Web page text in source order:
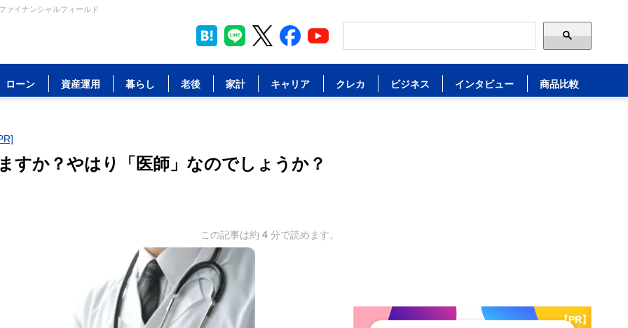
ァイナンシャルフィールド
ローン 資産運用 暮らし 老後 家計 キャリア クレカ ビジネス インタビュー 商品比較
すか？やはり「医師」なのでしょうか？
この記事は約 4 分で読めます。
【PR】